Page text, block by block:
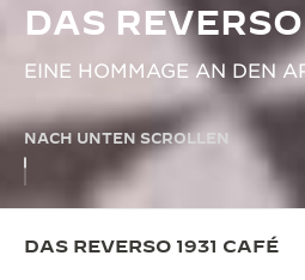
DAS
EINE HOMMAGE AN DEN
NACH UNTEN SCROLLEN
DAS REVERSO 1931 CAFÉ